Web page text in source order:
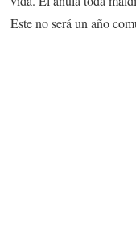
Este no será un año